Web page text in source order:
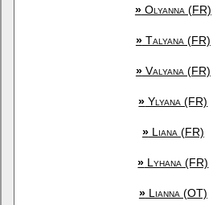
»Olyanna (FR)
»Talyana (FR)
»Valyana (FR)
» Ylyana (FR)
»Liana (FR)
» Lyhana (FR)
»Lianna (OT)